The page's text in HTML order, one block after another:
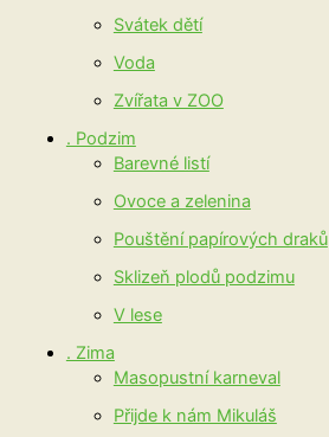
Svátek dětí
Voda
Zvířata v ZOO
. Podzim
Barevné listí
Ovoce a zelenina
Pouštění papírových draků
Sklizeň plodů podzimu
V lese
. Zima
Masopustní karneval
Přijde k nám Mikuláš